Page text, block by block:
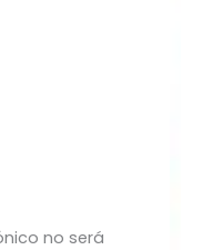
no será